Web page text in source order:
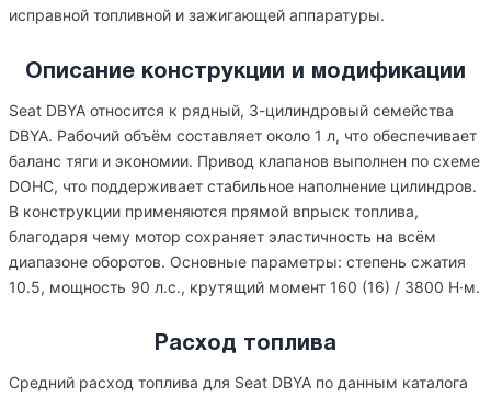
исправной топливной и зажигающей аппаратуры.
Описание конструкции и модификации
Seat DBYA относится к рядный, 3-цилиндровый семейства
DBYA. Рабочий объём составляет около 1 л, что обеспечивает
баланс тяги и экономии. Привод клапанов выполнен по схеме
DOHC, что поддерживает стабильное наполнение цилиндров.
В конструкции применяются прямой впрыск топлива,
благодаря чему мотор сохраняет эластичность на всём
диапазоне оборотов. Основные параметры: степень сжатия
10.5, мощность 90 л.с., крутящий момент 160 (16) / 3800 Н·м.
Расход топлива
Средний расход топлива для Seat DBYA по данным каталога